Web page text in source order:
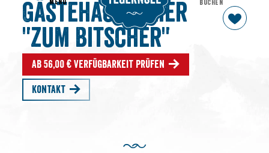
Gästehaus Maier
"zum Bitscher"
Ab 56,00 € Verfügbarkeit prüfen
Kontakt
MENU BUCHEN